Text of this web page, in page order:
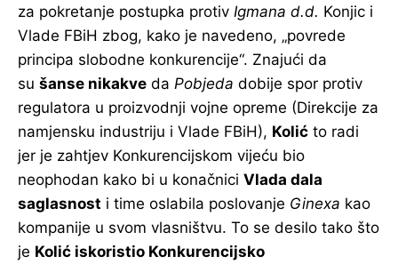
za pokretanje postupka protiv Igmana d.d. Konjic i
Vlade FBiH zbog, kako je navedeno, „povrede
principa slobodne konkurencije“. Znajući da
su šanse nikakve da Pobjeda dobije spor protiv
regulatora u proizvodnji vojne opreme (Direkcije za
namjensku industriju i Vlade FBiH), Kolić to radi
jer je zahtjev Konkurencijskom vijeću bio
neophodan kako bi u konačnici Vlada dala
saglasnost i time oslabila poslovanje Ginexa kao
kompanije u svom vlasništvu. To se desilo tako što
je Kolić iskoristio Konkurencijsko